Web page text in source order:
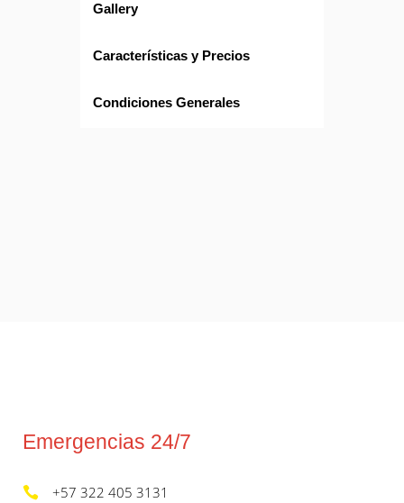
Gallery
Características y Precios
Condiciones Generales
Emergencias 24/7
+57 322 405 3131